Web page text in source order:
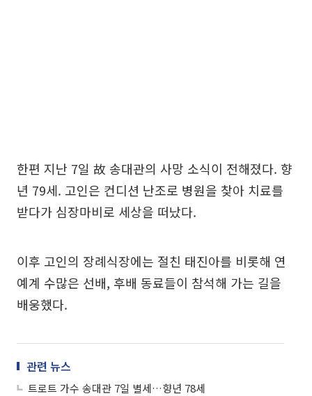
한편 지난 7일 故 송대관의 사망 소식이 전해졌다. 향
년 79세. 고인은 컨디션 난조로 병원을 찾아 치료를
받다가 심장마비로 세상을 떠났다.
이후 고인의 장례식장에는 절친 태진아를 비롯해 연
예계 수많은 선배, 후배 동료들이 참석해 가는 길을
배웅했다.
관련 뉴스
트로트 가수 송대관 7일 별세…향년 78세